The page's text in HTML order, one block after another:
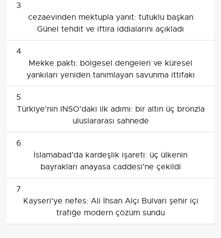
3
cezaevinden mektupla yanıt: tutuklu başkan
Günel tehdit ve iftira iddialarını açıkladı
4
Mekke paktı: bölgesel dengeleri ve küresel
yankıları yeniden tanımlayan savunma ittifakı
5
Türkiye'nin INSO'daki ilk adımı: bir altın üç bronzla
uluslararası sahnede
6
İslamabad’da kardeşlik işareti: üç ülkenin
bayrakları anayasa caddesi’ne çekildi
7
Kayseri'ye nefes: Ali İhsan Alçı Bulvarı şehir içi
trafiğe modern çözüm sundu